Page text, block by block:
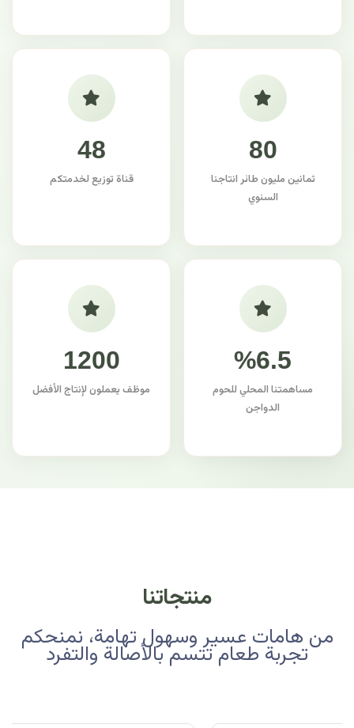
80
ثمانين مليون طائر انتاجنا
السنوي
48
قناة توزيع لخدمتكم
%6.5
مساهمتنا المحلي للحوم
الدواجن
1200
موظف يعملون لإنتاج الأفضل
منتجاتنا
من هامات عسير وسهول تهامة، نمنحكم
تجربة طعام تتسم بالأصالة والتفرد